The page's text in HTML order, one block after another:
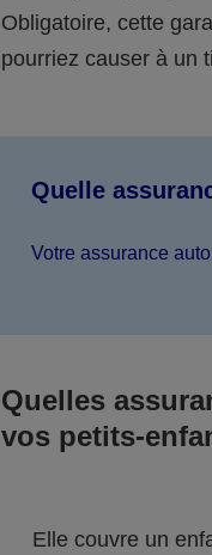
Obligatoire, cette
pourriez causer à un
Quelle
Votre assurance
Quelles
vos petits-
Elle couvre un